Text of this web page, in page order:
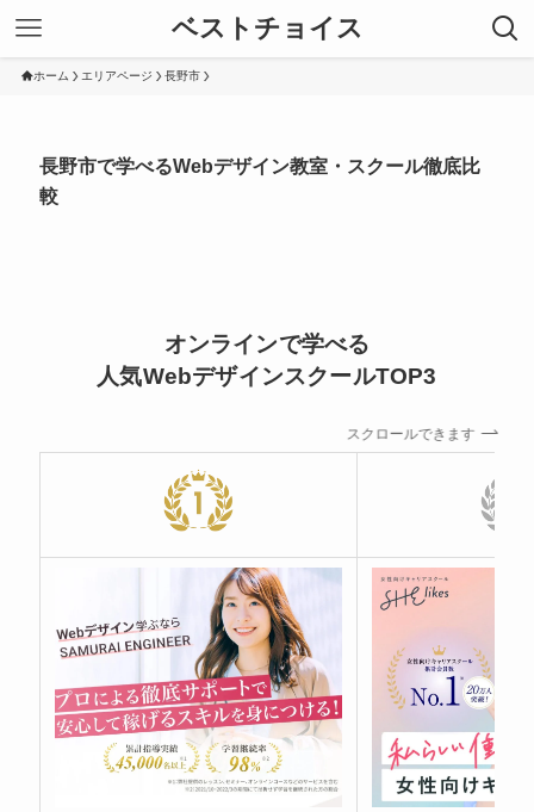
ベストチョイス
ホーム エリアページ 長野市
長野市で学べるWebデザイン教室・スクール徹底比
較
オンラインで学べる
人気WebデザインスクールTOP3
スクロールできます